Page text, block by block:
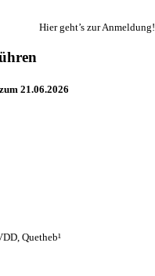
Hier geht’s zur Anmeldung!
21.06.2026
Quetheb¹